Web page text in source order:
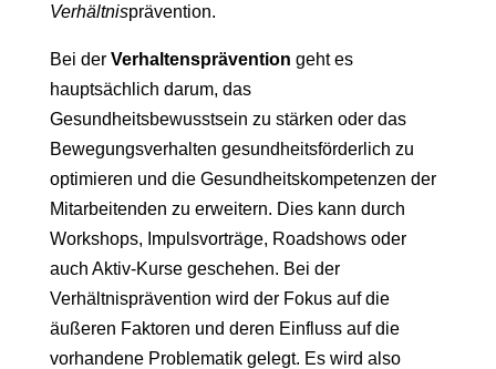
Verhältnisprävention.
Bei der Verhaltensprävention geht es
hauptsächlich darum, das
Gesundheitsbewusstsein zu stärken oder das
Bewegungsverhalten gesundheitsförderlich zu
optimieren und die Gesundheitskompetenzen der
Mitarbeitenden zu erweitern. Dies kann durch
Workshops, Impulsvorträge, Roadshows oder
auch Aktiv-Kurse geschehen. Bei der
Verhältnisprävention wird der Fokus auf die
äußeren Faktoren und deren Einfluss auf die
vorhandene Problematik gelegt. Es wird also